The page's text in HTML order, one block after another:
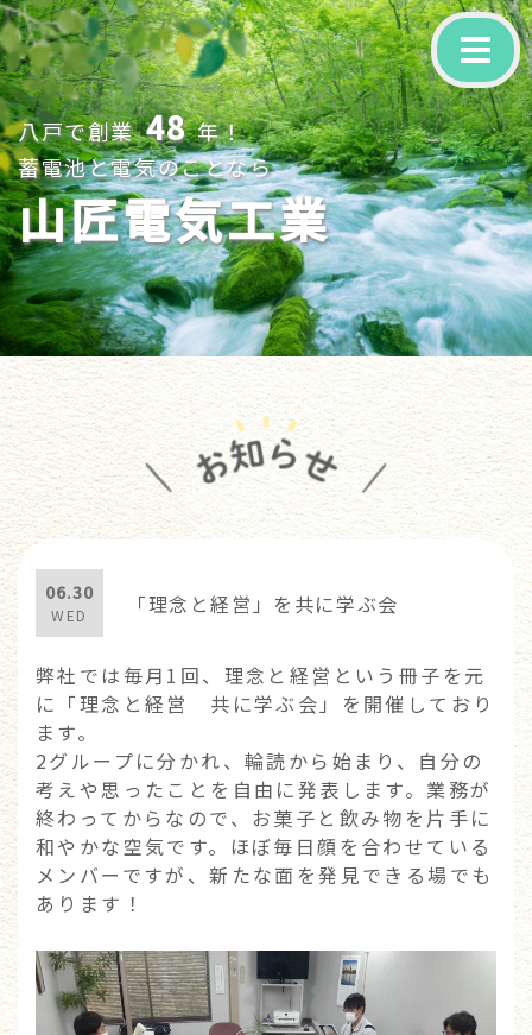
-
八戸で創業 48 年！
蓄電池と電気のことなら
山匠電気工業
06.30
WED 「理念と経営」を共に学ぶ会
弊社では毎月1回、理念と経営という冊子を元
に「理念と経営 共に学ぶ会」を開催しており
ます。
2グループに分かれ、輪読から始まり、自分の
考えや思ったことを自由に発表します。業務が
終わってからなので、お菓子と飲み物を片手に
和やかな空気です。ほぼ毎日顔を合わせている
メンバーですが、新たな面を発見できる場でも
あります！